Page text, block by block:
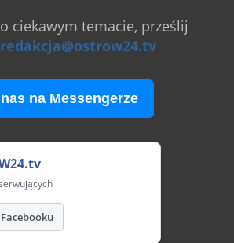
ciekawym temacie, prześlij
redakcja@ostrow24.tv
na Messengerze